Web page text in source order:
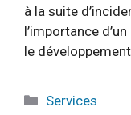
à la suite
l’importance
le
Catégories
Services